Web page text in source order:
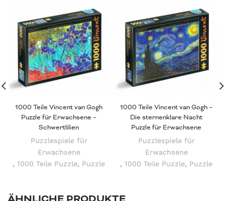
1000 Teile Vincent van Gogh
Puzzle für Erwachsene –
Schwertlilien
Puzzlespiele für
Erwachsene
, 1000 Teile Puzzle, Puzzle
1000 Teile Vincent van Gogh –
Die sternenklare Nacht
Puzzle für Erwachsene
Puzzlespiele für
Erwachsene
, 1000 Teile Puzzle, Puzzle